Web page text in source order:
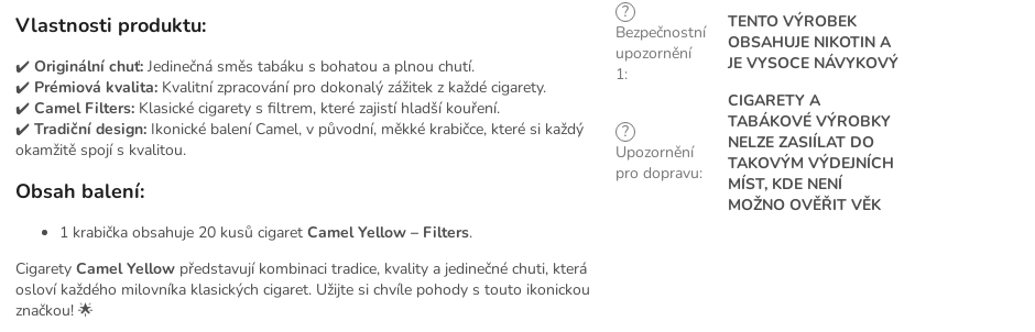
Vlastnosti produktu:
✔️ Originální chuť: Jedinečná směs tabáku s bohatou a plnou chutí.
✔️ Prémiová kvalita: Kvalitní zpracování pro dokonalý zážitek z každé cigarety.
✔️ Camel Filters: Klasické cigarety s filtrem, které zajistí hladší kouření.
✔️ Tradiční design: Ikonické balení Camel, v původní, měkké krabičce, které si každý
okamžitě spojí s kvalitou.
Obsah balení:
1 krabička obsahuje 20 kusů cigaret Camel Yellow – Filters.
Cigarety Camel Yellow představují kombinaci tradice, kvality a jedinečné chuti, která
osloví každého milovníka klasických cigaret. Užijte si chvíle pohody s touto ikonickou
značkou! 🌟
?
Bezpečnostní
upozornění
1:
TENTO VÝROBEK
OBSAHUJE NIKOTIN A
JE VYSOCE NÁVYKOVÝ
?
Upozornění
pro dopravu:
CIGARETY A
TABÁKOVÉ VÝROBKY
NELZE ZASIÍLAT DO
TAKOVÝM VÝDEJNÍCH
MÍST, KDE NENÍ
MOŽNO OVĚŘIT VĚK